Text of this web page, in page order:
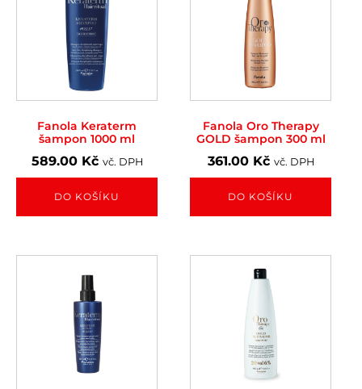
Fanola Keraterm
šampon 1000 ml
589.00 Kč vč. DPH
DO KOŠÍKU
Fanola Oro Therapy
GOLD šampon 300 ml
361.00 Kč vč. DPH
DO KOŠÍKU